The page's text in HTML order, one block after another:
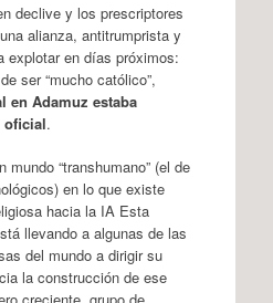
declive y los prescriptores
alianza, antitrumprista y
explotar en días próximos:
ser “mucho católico”,
en Adamuz estaba
oficial.
mundo “transhumano” (el de
en lo que existe
hacia la IA Esta
llevando a algunas de las
del mundo a dirigir su
la construcción de ese